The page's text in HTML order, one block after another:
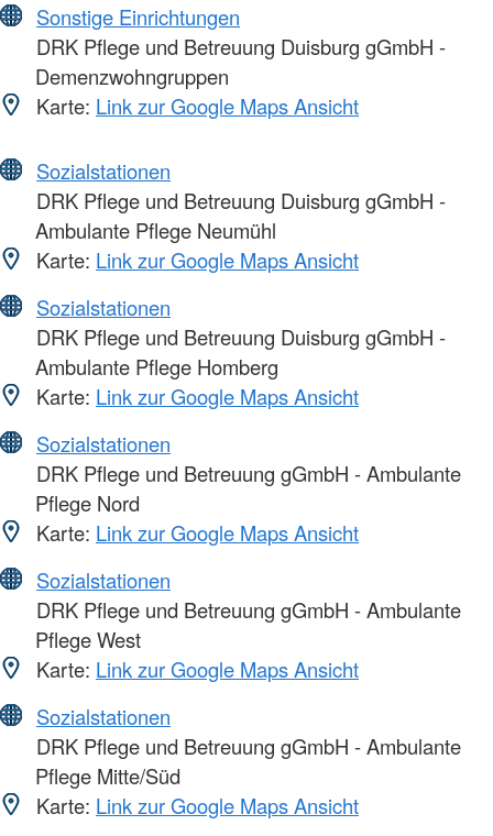
Sonstige Einrichtungen
DRK Pflege und Betreuung Duisburg gGmbH -
Demenzwohngruppen
Karte: Link zur Google Maps Ansicht
Sozialstationen
DRK Pflege und Betreuung Duisburg gGmbH -
Ambulante Pflege Neumühl
Karte: Link zur Google Maps Ansicht
Sozialstationen
DRK Pflege und Betreuung Duisburg gGmbH -
Ambulante Pflege Homberg
Karte: Link zur Google Maps Ansicht
Sozialstationen
DRK Pflege und Betreuung gGmbH - Ambulante
Pflege Nord
Karte: Link zur Google Maps Ansicht
Sozialstationen
DRK Pflege und Betreuung gGmbH - Ambulante
Pflege West
Karte: Link zur Google Maps Ansicht
Sozialstationen
DRK Pflege und Betreuung gGmbH - Ambulante
Pflege Mitte/Süd
Karte: Link zur Google Maps Ansicht